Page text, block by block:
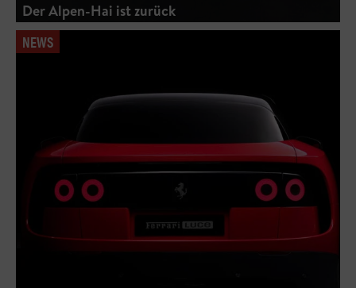
Der Alpen-Hai ist zurück
NEWS